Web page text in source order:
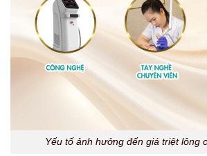
Yếu tố ảnh hưởng đến giá triệt lông